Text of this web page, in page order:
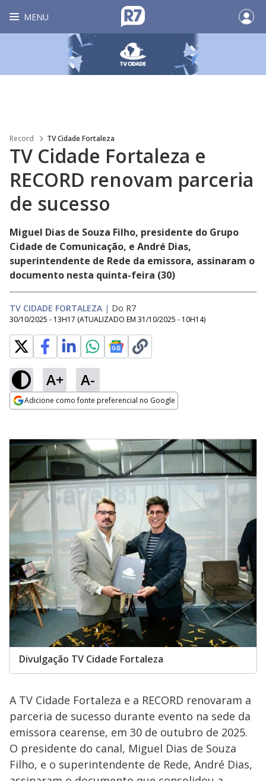
MENU
Record TV Cidade Fortaleza
TV Cidade Fortaleza e
RECORD renovam parceria
de sucesso
Miguel Dias de Souza Filho, presidente do Grupo
Cidade de Comunicação, e André Dias,
superintendente de Rede da emissora, assinaram o
documento nesta quinta-feira (30)
TV CIDADE FORTALEZA | Do R7
30/10/2025 - 13H17 (ATUALIZADO EM 31/10/2025 - 10H14)
A+ A-
Adicione como fonte preferencial no Google
Divulgação TV Cidade Fortaleza
A TV Cidade Fortaleza e a RECORD renovaram a
parceria de sucesso durante evento na sede da
emissora cearense, em 30 de outubro de 2025.
O presidente do canal, Miguel Dias de Souza
Filho, e o superintendente de Rede, André Dias,